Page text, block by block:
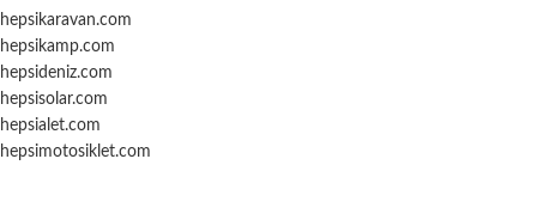
hepsikaravan.com
hepsikamp.com
hepsideniz.com
hepsisolar.com
hepsialet.com
hepsimotosiklet.com